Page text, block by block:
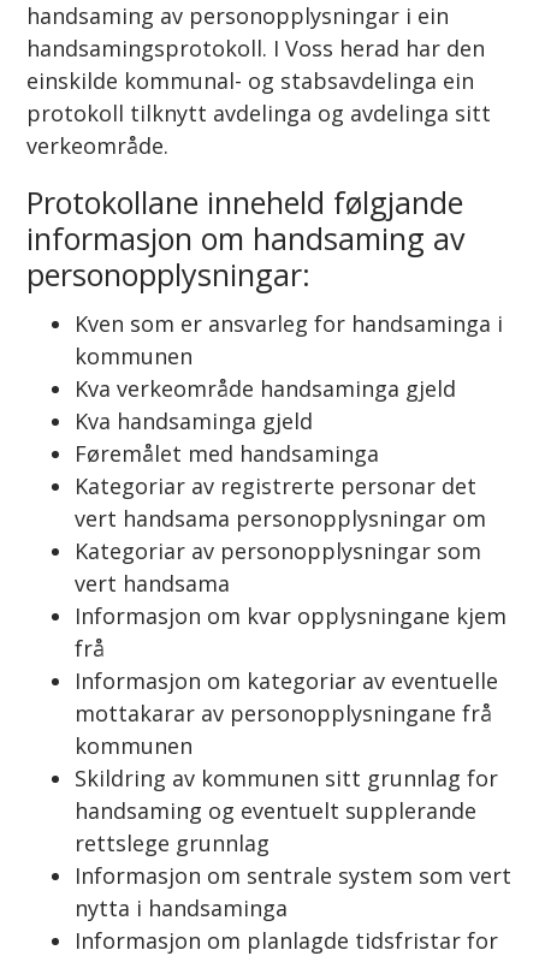
handsaming av personopplysningar i ein
handsamingsprotokoll. I Voss herad har den
einskilde kommunal- og stabsavdelinga ein
protokoll tilknytt avdelinga og avdelinga sitt
verkeområde.
Protokollane inneheld følgjande
informasjon om handsaming av
personopplysningar:
Kven som er ansvarleg for handsaminga i
kommunen
Kva verkeområde handsaminga gjeld
Kva handsaminga gjeld
Føremålet med handsaminga
Kategoriar av registrerte personar det
vert handsama personopplysningar om
Kategoriar av personopplysningar som
vert handsama
Informasjon om kvar opplysningane kjem
frå
Informasjon om kategoriar av eventuelle
mottakarar av personopplysningane frå
kommunen
Skildring av kommunen sitt grunnlag for
handsaming og eventuelt supplerande
rettslege grunnlag
Informasjon om sentrale system som vert
nytta i handsaminga
Informasjon om planlagde tidsfristar for